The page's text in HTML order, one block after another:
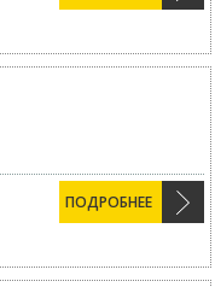
ПОДРОБНЕЕ